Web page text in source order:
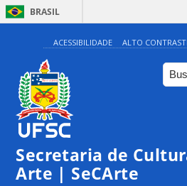
BRASIL
ACESSIBILIDADE ALTO
Secretaria de
Arte | SeCArte